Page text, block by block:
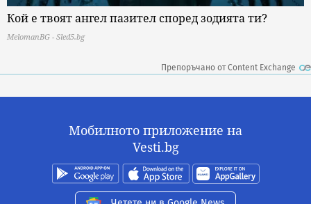
Кой е твоят ангел пазител според зодията ти?
MelomanBG - Sled5.bg
Препоръчано от Content Exchange
Мобилното приложение на
Vesti.bg